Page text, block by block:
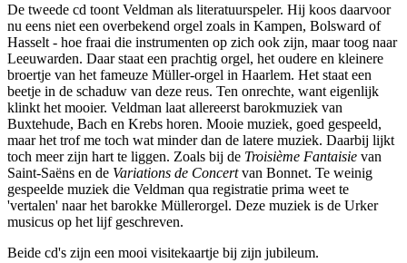
De tweede cd toont Veldman als literatuurspeler. Hij koos daarvoor
nu eens niet een overbekend orgel zoals in Kampen, Bolsward of
Hasselt - hoe fraai die instrumenten op zich ook zijn, maar toog naar
Leeuwarden. Daar staat een prachtig orgel, het oudere en kleinere
broertje van het fameuze Müller-orgel in Haarlem. Het staat een
beetje in de schaduw van deze reus. Ten onrechte, want eigenlijk
klinkt het mooier. Veldman laat allereerst barokmuziek van
Buxtehude, Bach en Krebs horen. Mooie muziek, goed gespeeld,
maar het trof me toch wat minder dan de latere muziek. Daarbij lijkt
toch meer zijn hart te liggen. Zoals bij de Troisième Fantaisie van
Saint-Saëns en de Variations de Concertvan Bonnet. Te weinig
gespeelde muziek die Veldman qua registratie prima weet te
'vertalen' naar het barokke Müllerorgel. Deze muziek is de Urker
musicus op het lijf geschreven.
Beide cd's zijn een mooi visitekaartje bij zijn jubileum.